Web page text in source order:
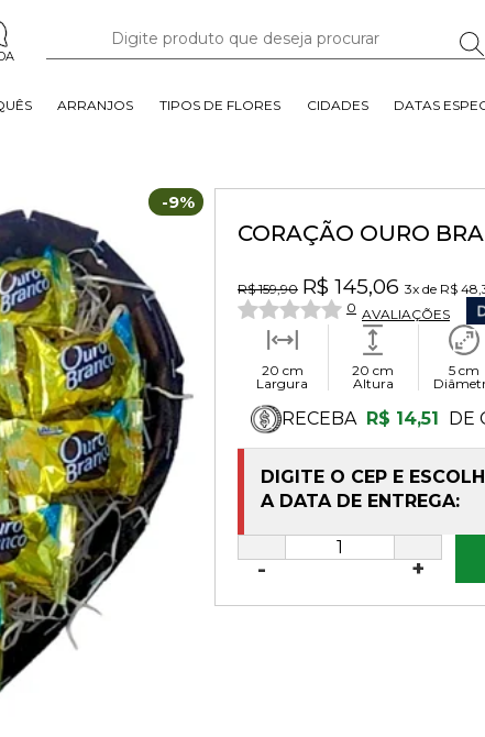
ARRANJOS TIPOS DE FLORES CIDADES DATAS
-9%
CORAÇÃO OURO
R$ 159,90 R$ 145,06 3x de R$
0 AVALIAÇÕES
20 cm
Largura
20 cm
Altura
5 cm
RECEBA R$ 14,51 DE
DIGITE O CEP E
A DATA DE ENTREGA:
+
-